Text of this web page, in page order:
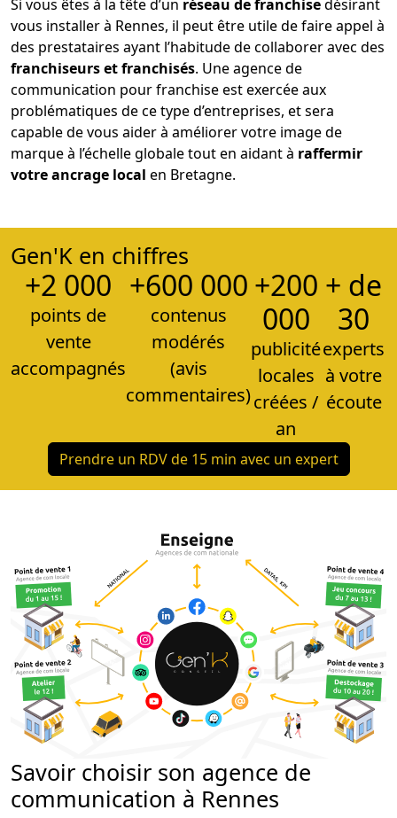
Si vous êtes à la tête d’un réseau de franchisedésirant
vous installer à Rennes, il peut être utile de faire appel à
des prestataires ayant l’habitude de collaborer avec des
franchiseurs et franchisés. Une agence de
communication pour franchise est exercée aux
problématiques de ce type d’entreprises, et sera
capable de vous aider à améliorer votre image de
marque à l’échelle globale tout en aidant à raffermir
votre ancrage local en Bretagne.
Gen'K en chiffres
+2 000
points de
vente
accompagnés
+600 000
contenus
modérés
(avis
commentaires)
+200
000
publicité
locales
créées /
an
+ de
30
experts
à votre
écoute
Prendre un RDV de 15 min avec un expert
Savoir choisir son agence de
communication à Rennes